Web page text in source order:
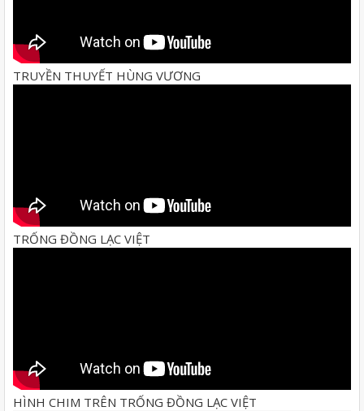
TRUYỀN THUYẾT HÙNG VƯƠNG
TRỐNG ĐỒNG LẠC VIỆT
HÌNH CHIM TRÊN TRỐNG ĐỒNG LẠC VIỆT